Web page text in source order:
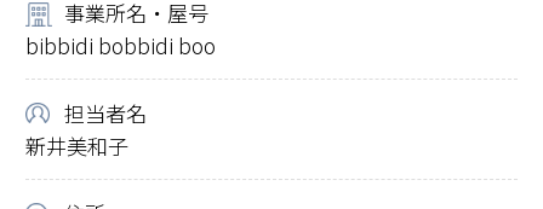
事業所名・屋号
bibbidi bobbidi boo
担当者名
新井美和子